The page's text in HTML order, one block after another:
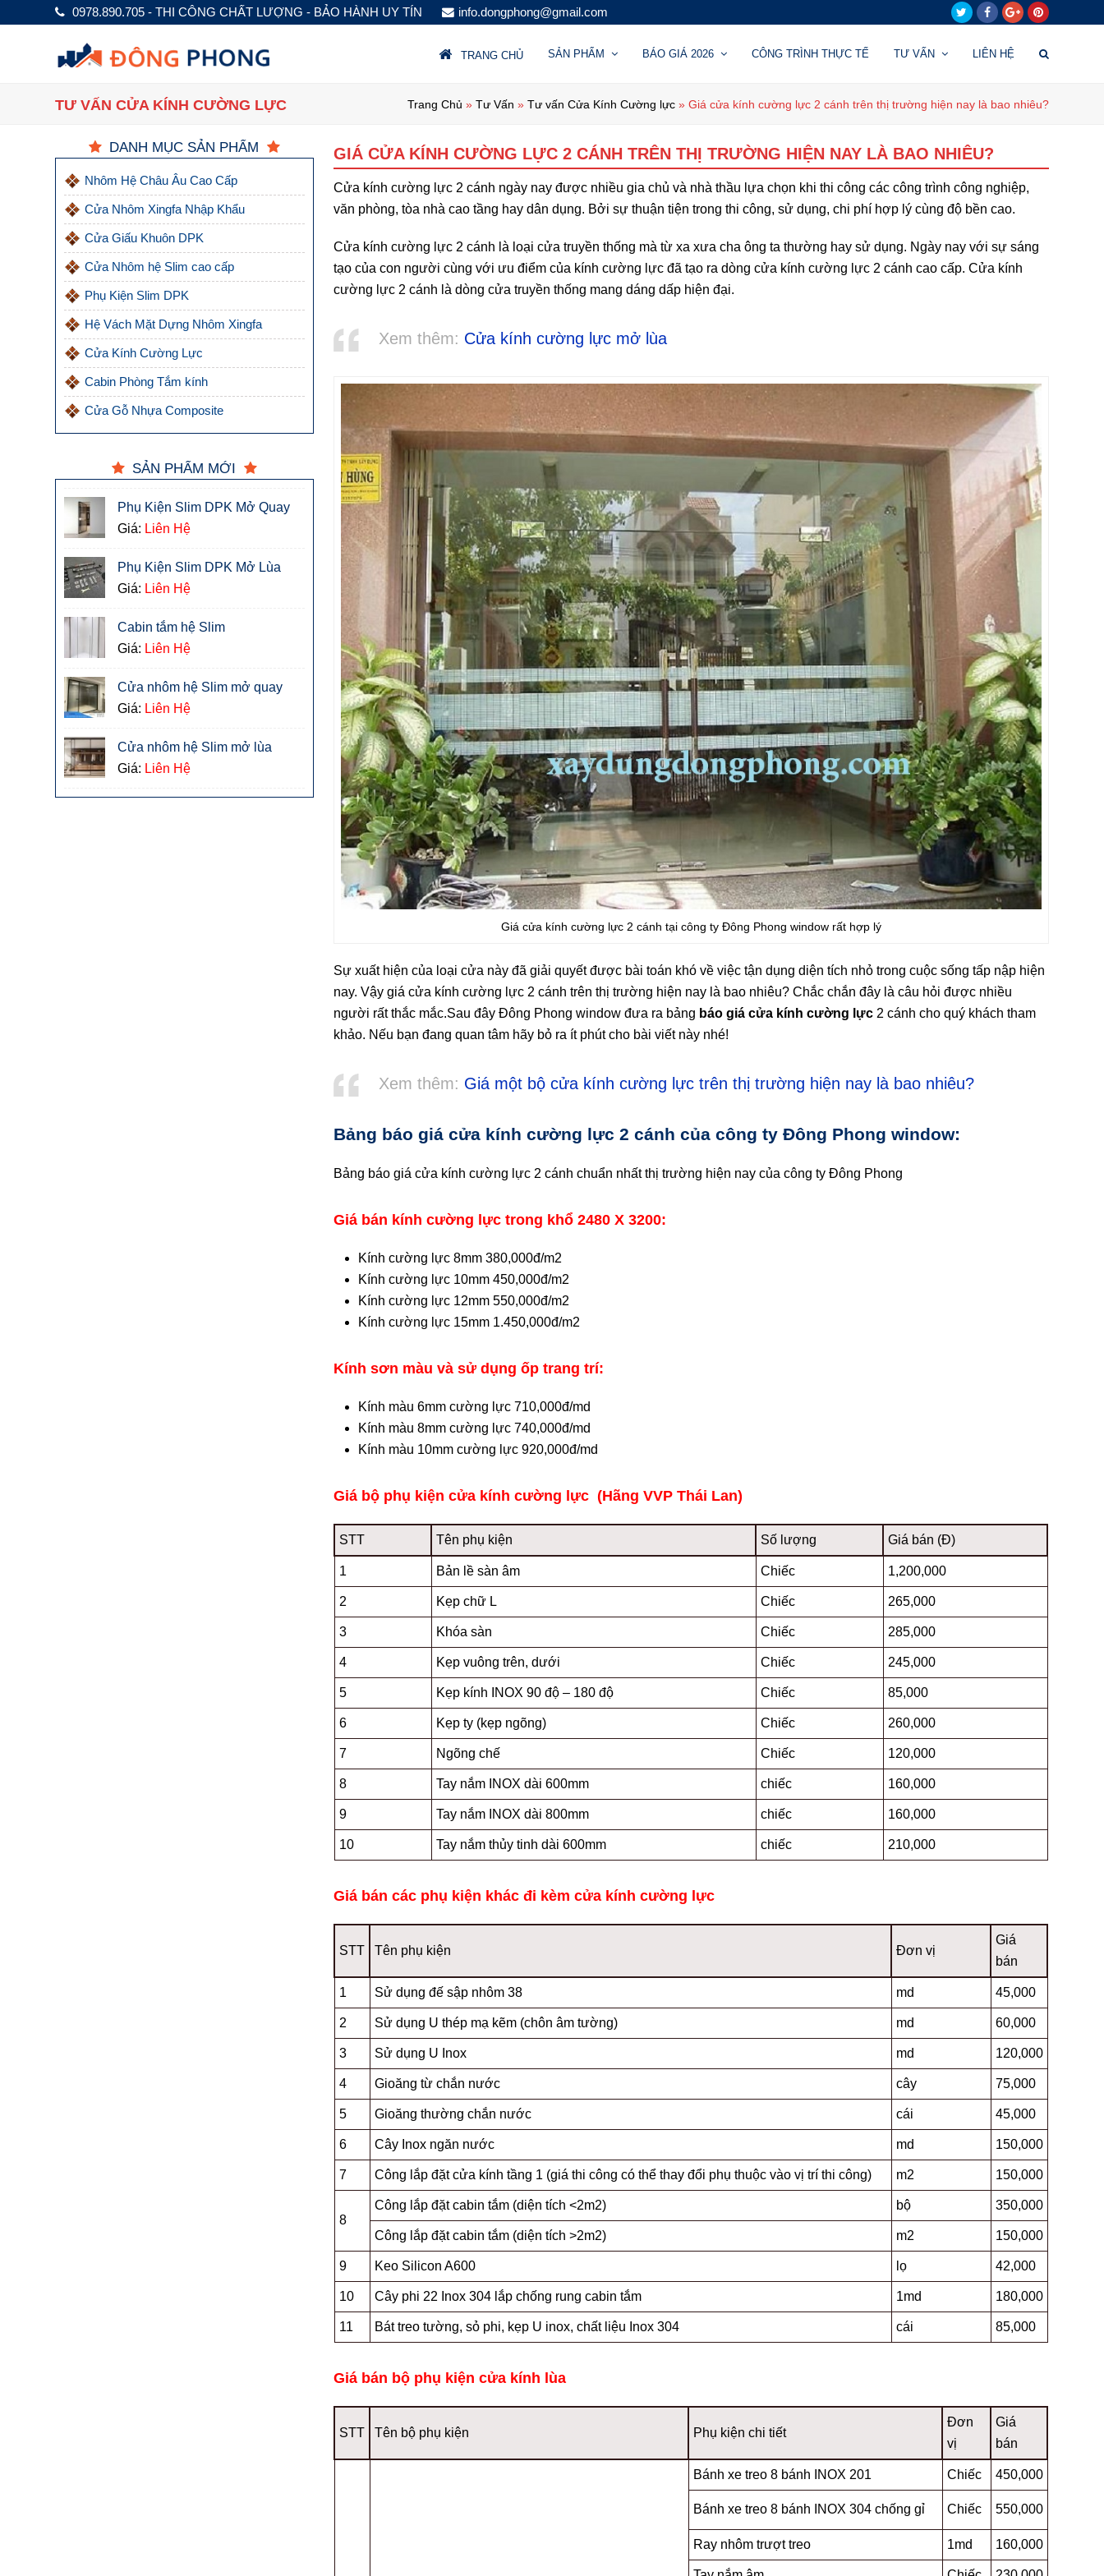
0978.890.705 - THI CÔNG CHẤT LƯỢNG - BẢO HÀNH UY TÍN info.dongphong@gmail.com TwitterFacebook
GooglePinterest
TRANG CHỦ SẢN PHẨM BÁO GIÁ 2026 CÔNG TRÌNH THỰC TẾ TƯ VẤN LIÊN HỆ
TƯ VẤN CỬA KÍNH CƯỜNG LỰC Trang Chủ » Tư Vấn » Tư vấn Cửa Kính Cường lực» Giá cửa kính cường lực 2 cánh trên thị trường hiện nay là bao nhiêu?
GIÁ CỬA KÍNH CƯỜNG LỰC 2 CÁNH TRÊN THỊ TRƯỜNG HIỆN NAY LÀ BAO NHIÊU?
Cửa kính cường lực 2 cánh ngày nay được nhiều gia chủ và nhà thầu lựa chọn khi thi công các công trình công nghiệp,
văn phòng, tòa nhà cao tầng hay dân dụng. Bởi sự thuận tiện trong thi công, sử dụng, chi phí hợp lý cùng độ bền cao.
Cửa kính cường lực 2 cánh là loại cửa truyền thống mà từ xa xưa cha ông ta thường hay sử dụng. Ngày nay với sự sáng
tạo của con người cùng với ưu điểm của kính cường lực đã tạo ra dòng cửa kính cường lực 2 cánh cao cấp. Cửa kính
cường lực 2 cánh là dòng cửa truyền thống mang dáng dấp hiện đại.
Xem thêm: Cửa kính cường lực mở lùa
Giá cửa kính cường lực 2 cánh tại công ty Đông Phong window rất hợp lý
Sự xuất hiện của loại cửa này đã giải quyết được bài toán khó về việc tận dụng diện tích nhỏ trong cuộc sống tấp nập hiện
nay. Vậy giá cửa kính cường lực 2 cánh trên thị trường hiện nay là bao nhiêu? Chắc chắn đây là câu hỏi được nhiều
người rất thắc mắc.Sau đây Đông Phong window đưa ra bảng báo giá cửa kính cường lực2 cánh cho quý khách tham
khảo. Nếu bạn đang quan tâm hãy bỏ ra ít phút cho bài viết này nhé!
Xem thêm: Giá một bộ cửa kính cường lực trên thị trường hiện nay là bao nhiêu?
Bảng báo giá cửa kính cường lực 2 cánh của công ty Đông Phong window:
Bảng báo giá cửa kính cường lực 2 cánh chuẩn nhất thị trường hiện nay của công ty Đông Phong
Giá bán kính cường lực trong khổ 2480 X 3200:
Kính cường lực 8mm 380,000đ/m2
Kính cường lực 10mm 450,000đ/m2
Kính cường lực 12mm 550,000đ/m2
Kính cường lực 15mm 1.450,000đ/m2
Kính sơn màu và sử dụng ốp trang trí:
Kính màu 6mm cường lực 710,000đ/md
Kính màu 8mm cường lực 740,000đ/md
Kính màu 10mm cường lực 920,000đ/md
Giá bộ phụ kiện cửa kính cường lực (Hãng VVP Thái Lan)
STT Tên phụ kiện Số lượng Giá bán (Đ)
1 Bản lề sàn âm Chiếc 1,200,000
2 Kẹp chữ L Chiếc 265,000
3 Khóa sàn Chiếc 285,000
4 Kẹp vuông trên, dưới Chiếc 245,000
5 Kẹp kính INOX 90 độ – 180 độ Chiếc 85,000
6 Kẹp ty (kẹp ngõng) Chiếc 260,000
7 Ngõng chế Chiếc 120,000
8 Tay nắm INOX dài 600mm chiếc 160,000
9 Tay nắm INOX dài 800mm chiếc 160,000
10 Tay nắm thủy tinh dài 600mm chiếc 210,000
Giá bán các phụ kiện khác đi kèm cửa kính cường lực
STT Tên phụ kiện Đơn vị
Giá
bán
1 Sử dụng đế sập nhôm 38 md 45,000
2 Sử dụng U thép mạ kẽm (chôn âm tường) md 60,000
3 Sử dụng U Inox md 120,000
4 Gioăng từ chắn nước cây 75,000
5 Gioăng thường chắn nước cái 45,000
6 Cây Inox ngăn nước md 150,000
7 Công lắp đặt cửa kính tầng 1 (giá thi công có thể thay đổi phụ thuộc vào vị trí thi công) m2 150,000
8
Công lắp đặt cabin tắm (diện tích <2m2) bộ 350,000
Công lắp đặt cabin tắm (diện tích >2m2) m2 150,000
9 Keo Silicon A600 lọ 42,000
10 Cây phi 22 Inox 304 lắp chống rung cabin tắm 1md 180,000
11 Bát treo tường, sỏ phi, kẹp U inox, chất liệu Inox 304 cái 85,000
Giá bán bộ phụ kiện cửa kính lùa
STT Tên bộ phụ kiện Phụ kiện chi tiết
Đơn
vị
Giá
bán
Bánh xe treo 8 bánh INOX 201 Chiếc 450,000
Bánh xe treo 8 bánh INOX 304 chống gỉ Chiếc 550,000
Ray nhôm trượt treo 1md 160,000
DANH MỤC SẢN PHẨM
Nhôm Hệ Châu Âu Cao Cấp
Cửa Nhôm Xingfa Nhập Khẩu
Cửa Giấu Khuôn DPK
Cửa Nhôm hệ Slim cao cấp
Phụ Kiện Slim DPK
Hệ Vách Mặt Dựng Nhôm Xingfa
Cửa Kính Cường Lực
Cabin Phòng Tắm kính
Cửa Gỗ Nhựa Composite
SẢN PHẨM MỚI
Phụ Kiện Slim DPK Mở Quay
Giá: Liên Hệ
Phụ Kiện Slim DPK Mở Lùa
Giá: Liên Hệ
Cabin tắm hệ Slim
Giá: Liên Hệ
Cửa nhôm hệ Slim mở quay
Giá: Liên Hệ
Cửa nhôm hệ Slim mở lùa
Giá: Liên Hệ